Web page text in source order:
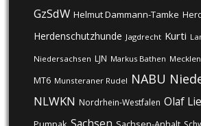
GzSdW Helmut Dammann-Tamke
Herdenschutzhunde Jagdrecht Kurti
Niedersachsen LJN Markus Bathen
MT6 Munsteraner Rudel NABU
NLWKN Nordrhein-Westfalen Olaf